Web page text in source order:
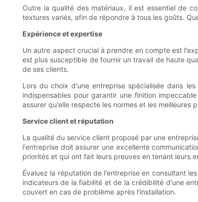
Outre la qualité des matériaux, il est essentiel de
textures variés, afin de répondre à tous les goûts.
Expérience et expertise
Un autre aspect crucial à prendre en compte est
est plus susceptible de fournir un travail de haute
de ses clients.
Lors du choix d'une entreprise spécialisée dans
indispensables pour garantir une finition
assurer qu'elle respecte les normes et les meilleures
Service client et réputation
La qualité du service client proposé par une
l'entreprise doit assurer une excellente
priorités et qui ont fait leurs preuves en tenant leurs
Évaluez la réputation de l'entreprise en consultant
indicateurs de la fiabilité et de la crédibilité d'une
couvert en cas de problème après l'installation.